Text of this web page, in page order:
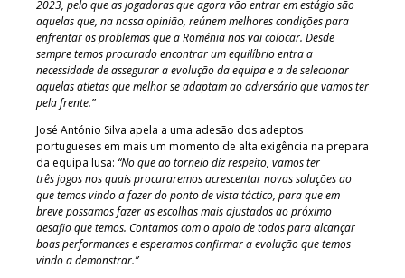
2023, pelo que as jogadoras que agora vão entrar em estágio são
aquelas que, na nossa opinião, reúnem melhores condições para
enfrentar os problemas que a Roménia nos vai colocar. Desde
sempre temos procurado encontrar um equilíbrio entra a
necessidade de assegurar a evolução da equipa e a de selecionar
aquelas atletas que melhor se adaptam ao adversário que vamos ter
pela frente.”
José António Silva apela a uma adesão dos adeptos
portugueses em mais um momento de alta exigência na prepara
da equipa lusa: “No que ao torneio diz respeito, vamos ter
três jogos nos quais procuraremos acrescentar novas soluções ao
que temos vindo a fazer do ponto de vista táctico, para que em
breve possamos fazer as escolhas mais ajustados ao próximo
desafio que temos. Contamos com o apoio de todos para alcançar
boas performances e esperamos confirmar a evolução que temos
vindo a demonstrar.”